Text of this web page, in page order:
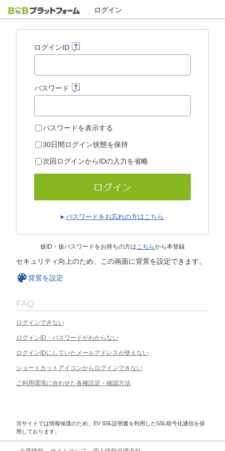
ログイン
ログインID
パスワード
パスワードを表示する
30日間ログイン状態を保持
次回ログインからIDの入力を省略
パスワードをお忘れの方はこちら
仮ID・仮パスワードをお持ちの方はこちらから本登録
セキュリティ向上のため、この画面に背景を設定できます。
背景を設定
FAQ
ログインできない
ログインID・パスワードがわからない
ログインIDにしていたメールアドレスが使えない
ショートカットアイコンからログインできない
ご利用環境に合わせた各種設定・確認方法
当サイトでは情報保護のため、EV SSL証明書を利用したSSL暗号化通信を採
用しております。